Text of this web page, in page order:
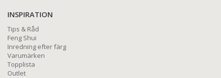
INSPIRATION
Tips & Råd
Feng Shui
Inredning efter färg
Varumärken
Topplista
Outlet